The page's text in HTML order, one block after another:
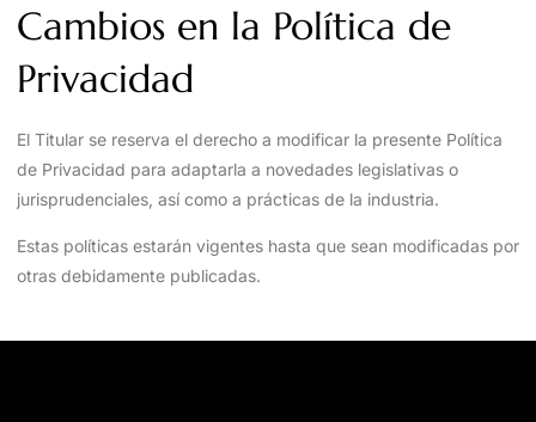
Cambios en la Política de
Privacidad
El Titular se reserva el derecho a modificar la presente Política
de Privacidad para adaptarla a novedades legislativas o
jurisprudenciales, así como a prácticas de la industria.
Estas políticas estarán vigentes hasta que sean modificadas por
otras debidamente publicadas.